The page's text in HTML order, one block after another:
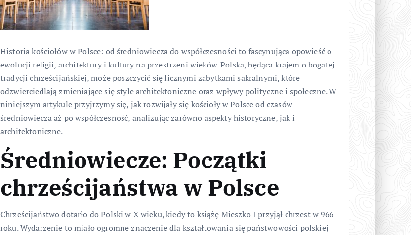
Historia kościołów w Polsce: od średniowiecza do współczesności to fascynująca opowieść o
ewolucji religii, architektury i kultury na przestrzeni wieków. Polska, będąca krajem o bogatej
tradycji chrześcijańskiej, może poszczycić się licznymi zabytkami sakralnymi, które
odzwierciedlają zmieniające się style architektoniczne oraz wpływy polityczne i społeczne. W
niniejszym artykule przyjrzymy się, jak rozwijały się kościoły w Polsce od czasów
średniowiecza aż po współczesność, analizując zarówno aspekty historyczne, jak i
architektoniczne.
Średniowiecze: Początki
chrześcijaństwa w Polsce
Chrześcijaństwo dotarło do Polski w X wieku, kiedy to książę Mieszko I przyjął chrzest w 966
roku. Wydarzenie to miało ogromne znaczenie dla kształtowania się państwowości polskiej